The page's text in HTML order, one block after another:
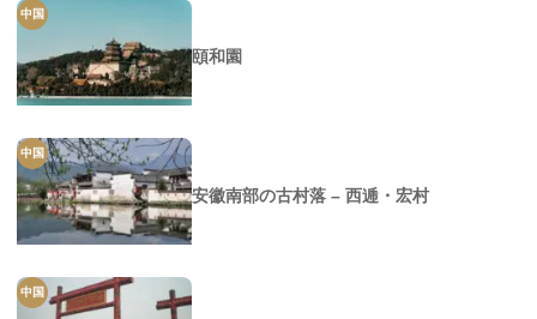
中国
頤和園
中国
安徽南部の古村落 – 西逓・宏村
中国